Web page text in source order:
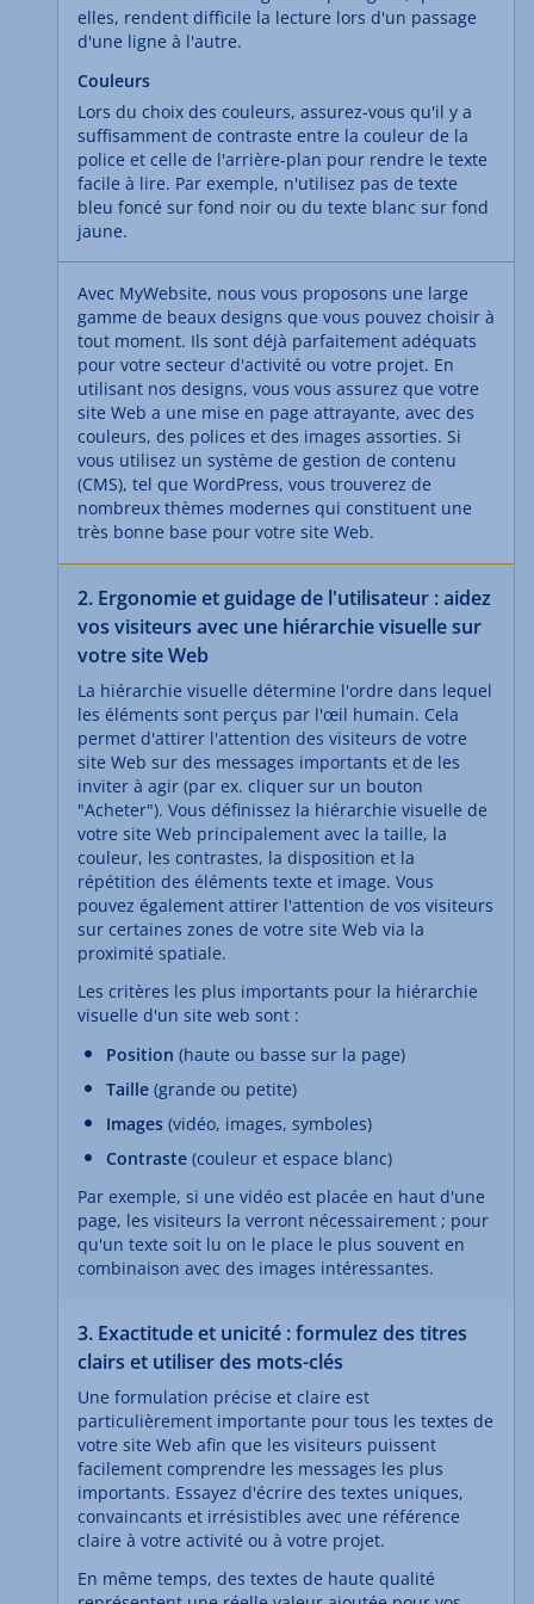
elles, rendent difficile la lecture lors d'un passage
d'une ligne à l'autre.
Couleurs
Lors du choix des couleurs, assurez-vous qu'il y a
suffisamment de contraste entre la couleur de la
police et celle de l'arrière-plan pour rendre le texte
facile à lire. Par exemple, n'utilisez pas de texte
bleu foncé sur fond noir ou du texte blanc sur fond
jaune.
Avec MyWebsite, nous vous proposons une large
gamme de beaux designs que vous pouvez choisir à
tout moment. Ils sont déjà parfaitement adéquats
pour votre secteur d'activité ou votre projet. En
utilisant nos designs, vous vous assurez que votre
site Web a une mise en page attrayante, avec des
couleurs, des polices et des images assorties. Si
vous utilisez un système de gestion de contenu
(CMS), tel que WordPress, vous trouverez de
nombreux thèmes modernes qui constituent une
très bonne base pour votre site Web.
2. Ergonomie et guidage de l'utilisateur : aidez
vos visiteurs avec une hiérarchie visuelle sur
votre site Web
La hiérarchie visuelle détermine l'ordre dans lequel
les éléments sont perçus par l'œil humain. Cela
permet d'attirer l'attention des visiteurs de votre
site Web sur des messages importants et de les
inviter à agir (par ex. cliquer sur un bouton
"Acheter"). Vous définissez la hiérarchie visuelle de
votre site Web principalement avec la taille, la
couleur, les contrastes, la disposition et la
répétition des éléments texte et image. Vous
pouvez également attirer l'attention de vos visiteurs
sur certaines zones de votre site Web via la
proximité spatiale.
Les critères les plus importants pour la hiérarchie
visuelle d'un site web sont :
Position (haute ou basse sur la page)
Taille (grande ou petite)
Images (vidéo, images, symboles)
Contraste (couleur et espace blanc)
Par exemple, si une vidéo est placée en haut d'une
page, les visiteurs la verront nécessairement ; pour
qu'un texte soit lu on le place le plus souvent en
combinaison avec des images intéressantes.
3. Exactitude et unicité : formulez des titres
clairs et utiliser des mots-clés
Une formulation précise et claire est
particulièrement importante pour tous les textes de
votre site Web afin que les visiteurs puissent
facilement comprendre les messages les plus
importants. Essayez d'écrire des textes uniques,
convaincants et irrésistibles avec une référence
claire à votre activité ou à votre projet.
En même temps, des textes de haute qualité